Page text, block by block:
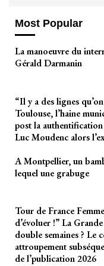
Most Popular
La manoeuvre du
Gérald Darmanin
“Il y a des lignes
Toulouse, l’haine
post la authentification
Luc Moudenc alors
A Montpellier, un
lequel une grabuge
Tour de France
d’évoluer !” La
double semaines ? Le
attroupement
de l’publication 2026